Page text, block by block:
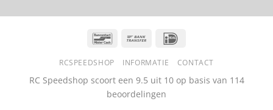
BancontactBank
RCSPEEDSHOP INFORMATIE CONTACT
RC Speedshop scoort een 9.5 uit 10op basis van 114
beoordelingen